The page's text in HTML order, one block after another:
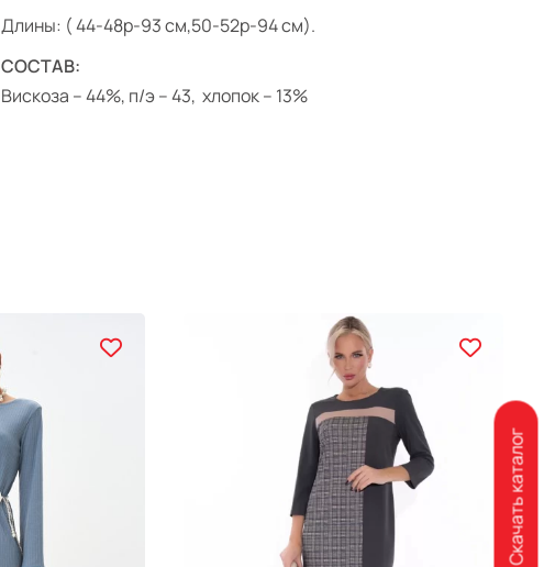
Длины: ( 44-48р-93 см,50-52р-94 см).
СОСТАВ:
Вискоза – 44%, п/э – 43, хлопок – 13%
Скачать каталог